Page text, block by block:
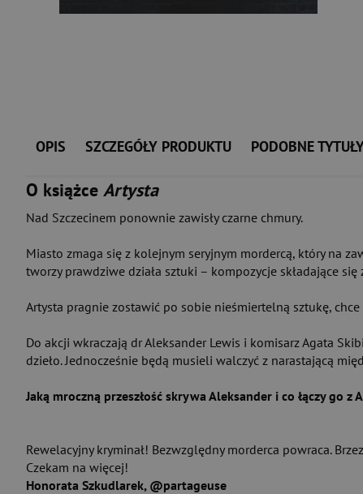
OPIS SZCZEGÓŁY PRODUKTU PODOBNE
O książce Artysta
Nad Szczecinem ponownie zawisły czarne chmury.
Miasto zmaga się z kolejnym seryjnym mordercą, który na
tworzy prawdziwe działa sztuki – kompozycje składające
Artysta pragnie zostawić po sobie nieśmiertelną sztukę,
Do akcji wkraczają dr Aleksander Lewis i komisarz Agata
dzieło. Jednocześnie będą musieli walczyć z narastającą
Jaką mroczną przeszłość skrywa Aleksander i co łączy go z
Rewelacyjny kryminał! Bezwzględny morderca powraca.
Czekam na więcej!
Honorata Szkudlarek, @partageuse